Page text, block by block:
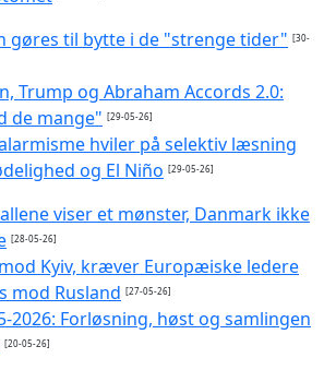
gøres til bytte i de "strenge tider" [30-
Trump og Abraham Accords 2.0:
de mange" [29-05-26]
hviler på selektiv læsning
og El Niño [29-05-26]
viser et mønster, Danmark ikke
[28-05-26]
Kyiv, kræver Europæiske ledere
mod Rusland [27-05-26]
2026: Forløsning, høst og samlingen
[20-05-26]